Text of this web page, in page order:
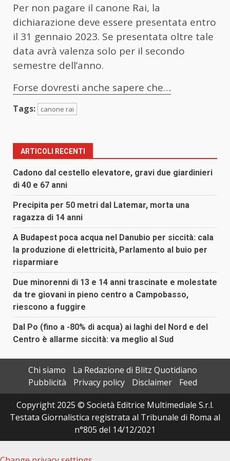
Per non pagare il canone Rai, la
dichiarazione deve essere presentata entro
il 31 gennaio 2023. Se presentata oltre tale
data avrà valenza solo per il secondo
semestre dell’anno.
Forse dovresti anche sapere che…
Tags: canone rai
ARTICOLI RECENTI
Cadono dal cestello elevatore, gravi due giardinieri
di 40 e 67 anni
Precipita per 50 metri dal Latemar, morta una
ragazza di 14 anni
A Budapest poca acqua nel Danubio per siccità: cala
la produzione di elettricità, Parlamento al buio per
risparmiare
Due minorenni di 13 e 14 anni trascinate e molestate
da tre giovani in pieno centro a Campobasso,
riescono a fuggire
Dal Po (fino a -80% di acqua) ai laghi del Nord e del
Centro è allarme siccità: va meglio al Sud
Chi siamo
La Redazione di Blitz Quotidiano
Pubblicità
Privacy policy Disclaimer
Feed
Copyright 2025 © Società Editrice Multimediale S.r.l.
Testata Giornalistica registrata al Tribunale di Roma al
n°805 del 14/12/2021